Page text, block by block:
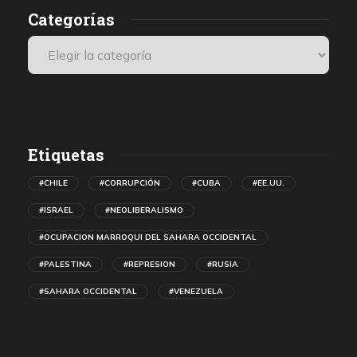
Categorías
Etiquetas
#CHILE #CORRUPCIÓN #CUBA #EE.UU.
#ISRAEL #NEOLIBERALISMO
#OCUPACION MARROQUI DEL SAHARA OCCIDENTAL
#PALESTINA #REPRESION #RUSIA
#SAHARA OCCIDENTAL #VENEZUELA